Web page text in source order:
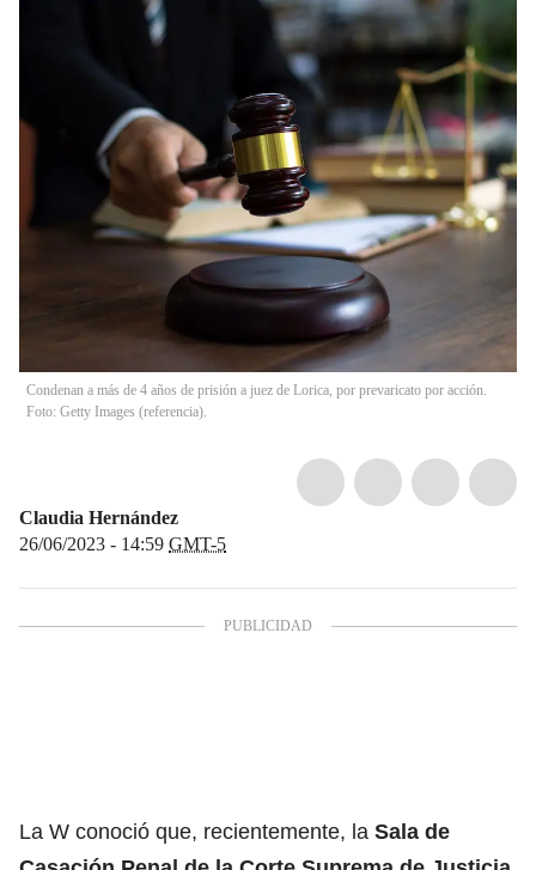
Condenan a más de 4 años de prisión a juez de Lorica, por prevaricato por acción.
Foto: Getty Images (referencia).
Claudia Hernández
26/06/2023 - 14:59 GMT-5
La W conoció que, recientemente, la Sala de